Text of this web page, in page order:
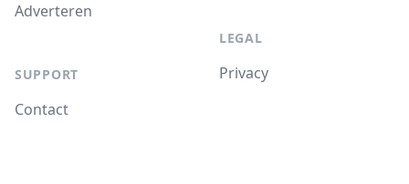
Adverteren
SUPPORT
Contact
LEGAL
Privacy